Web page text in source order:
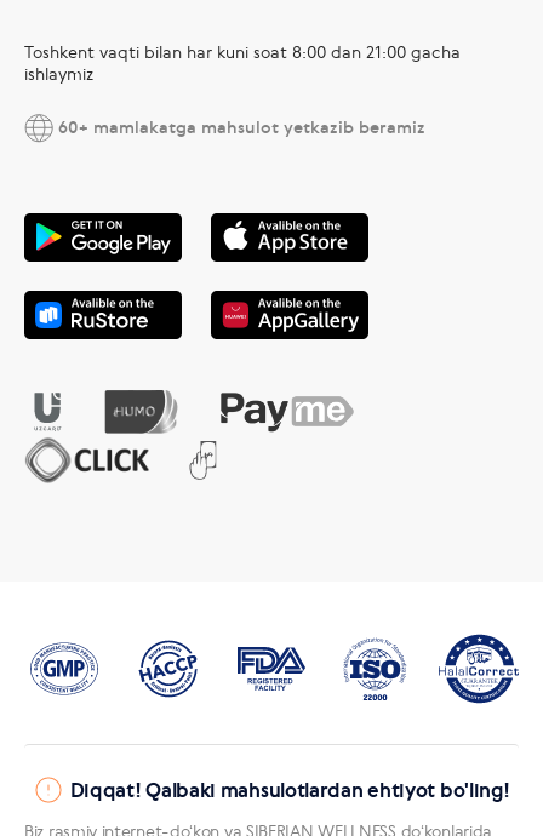
Toshkent vaqti bilan har kuni soat 8:00 dan 21:00 gacha
ishlaymiz
60+ mamlakatga mahsulot yetkazib beramiz
Diqqat! Qalbaki mahsulotlardan ehtiyot bo'ling!
Biz rasmiy internet-doʻkon va SIBERIAN WELLNESS doʻkonlarida